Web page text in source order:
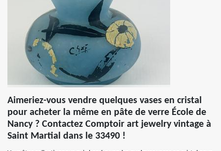
Aimeriez-vous vendre quelques vases en cristal
pour acheter la même en pâte de verre École de
Nancy ? Contactez Comptoir art jewelry vintage à
Saint Martial dans le 33490 !